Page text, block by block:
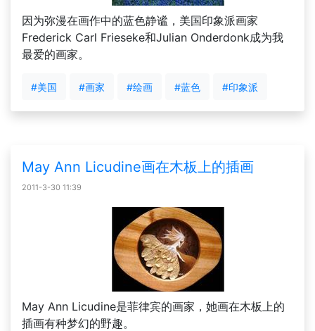
因为弥漫在画作中的蓝色静谧，美国印象派画家
Frederick Carl Frieseke和Julian Onderdonk成为我
最爱的画家。
#美国 #画家 #绘画 #蓝色 #印象派
May Ann Licudine画在木板上的插画
2011-3-30 11:39
May Ann Licudine是菲律宾的画家，她画在木板上的
插画有种梦幻的野趣。